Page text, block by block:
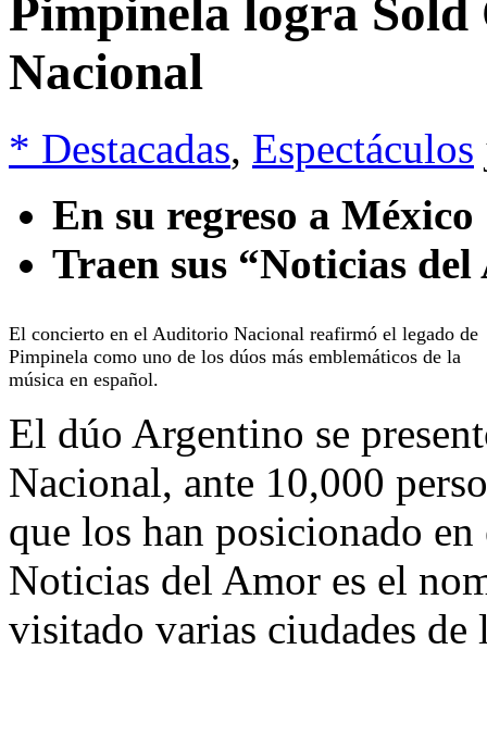
Pimpinela logra
Nacional
* Destacadas, Espectáculos
En su regreso a México
Traen sus “Noticias
El concierto en el Auditorio Nacional reafirmó el legado de
Pimpinela como uno de los dúos más emblemáticos de la
música en español.
El dúo Argentino se
Nacional, ante 10,000
que los han posicionado
Noticias del Amor es el
visitado varias ciudades